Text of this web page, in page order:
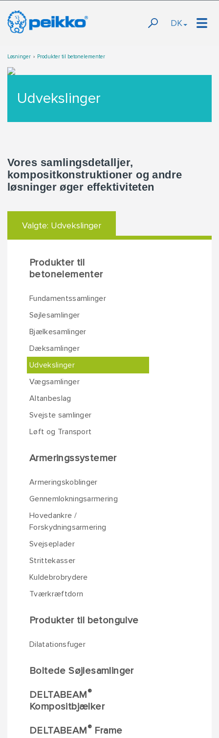
DK
Løsninger Produkter til betonelementer
Udvekslinger
Vores samlingsdetalljer,
kompositkonstruktioner og andre
løsninger øger effektiviteten
Valgte: Udvekslinger
Produkter til
betonelementer
Fundamentssamlinger
Søjlesamlinger
Bjælkesamlinger
Dæksamlinger
Udvekslinger
Vægsamlinger
Altanbeslag
Svejste samlinger
Løft og Transport
Armeringssystemer
Armeringskoblinger
Gennemlokningsarmering
Hovedankre /
Forskydningsarmering
Svejseplader
Strittekasser
Kuldebrobrydere
Tværkræftdorn
Produkter til betongulve
Dilatationsfuger
Boltede Søjlesamlinger
DELTABEAM®
Kompositbjælker
DELTABEAM® Frame